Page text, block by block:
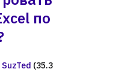
по
SuzTed (35.3